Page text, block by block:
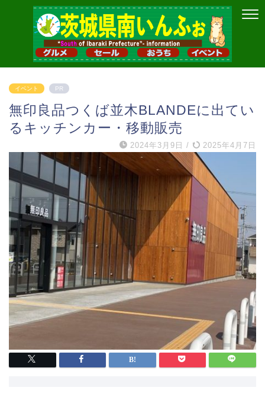
イベント PR
無印良品つくば並木BLANDEに出てい
るキッチンカー・移動販売
2024年3月9日 / 2025年4月7日